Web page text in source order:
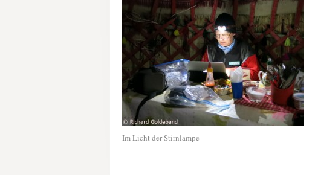
Im Licht der Stirnlampe